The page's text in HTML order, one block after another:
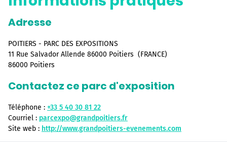
Adresse
POITIERS - PARC DES EXPOSITIONS
11 Rue Salvador Allende 86000 Poitiers (FRANCE)
86000 Poitiers
Contactez ce parc d'exposition
Téléphone : +33 5 40 30 81 22
Courriel : parcexpo@grandpoitiers.fr
Site web : http://www.grandpoitiers-evenements.com